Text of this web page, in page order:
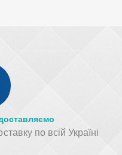
по всій Україні